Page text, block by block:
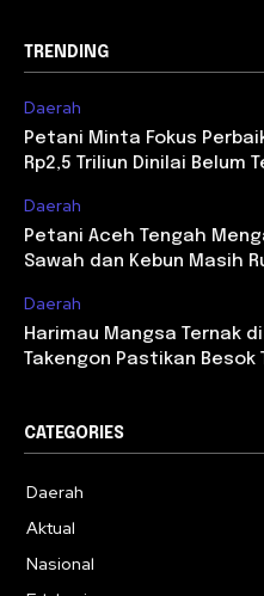
TRENDING
Daerah
Petani Minta Fokus
Rp2,5 Triliun Dinilai Belum
Daerah
Petani Aceh Tengah
Sawah dan Kebun Masih
Daerah
Harimau Mangsa Ternak di
Takengon Pastikan Besok
CATEGORIES
Daerah
Aktual
Nasional